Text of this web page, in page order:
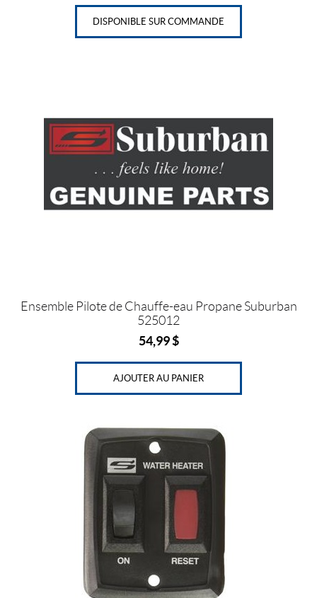
DISPONIBLE SUR COMMANDE
Ensemble Pilote de Chauffe-eau Propane Suburban
525012
54,99$
AJOUTER AU PANIER